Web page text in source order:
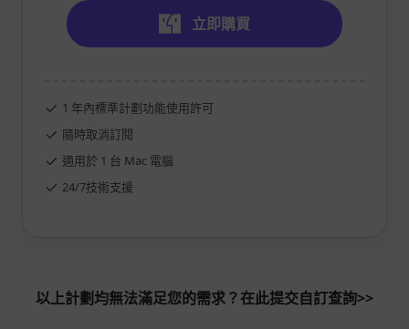
立即購買
1 年內標準計劃功能使用許可
隨時取消訂閱
適用於 1 台 Mac 電腦
24/7技術支援
以上計劃均無法滿足您的需求？在此提交自訂查詢>>